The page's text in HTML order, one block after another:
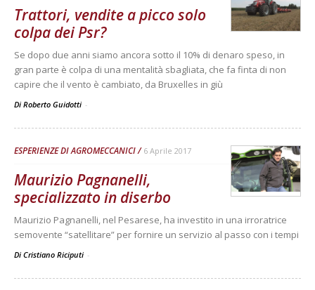
Trattori, vendite a picco solo
colpa dei Psr?
Se dopo due anni siamo ancora sotto il 10% di denaro speso, in
gran parte è colpa di una mentalità sbagliata, che fa finta di non
capire che il vento è cambiato, da Bruxelles in giù
Di Roberto Guidotti -
ESPERIENZE DI AGROMECCANICI 6 Aprile 2017
Maurizio Pagnanelli,
specializzato in diserbo
Maurizio Pagnanelli, nel Pesarese, ha investito in una irroratrice
semovente “satellitare” per fornire un servizio al passo con i tempi
Di Cristiano Riciputi -